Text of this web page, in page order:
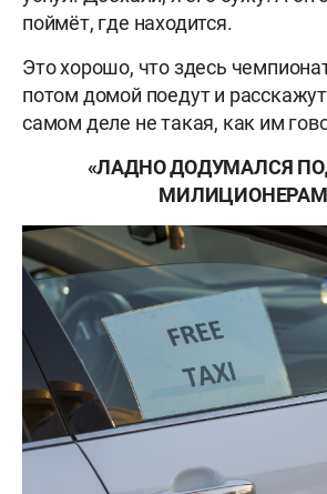
поймёт, где находится.
Это хорошо, что здесь
потом домой поедут и
самом деле не такая, как им
«ЛАДНО ДОДУМАЛСЯ